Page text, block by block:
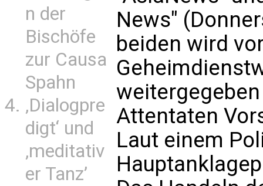
n der
Bischöfe
zur Causa
Spahn
‚Dialogpre
digt‘ und
‚meditativ
er Tanz’
News"
beiden wird
Attentaten
Laut einem